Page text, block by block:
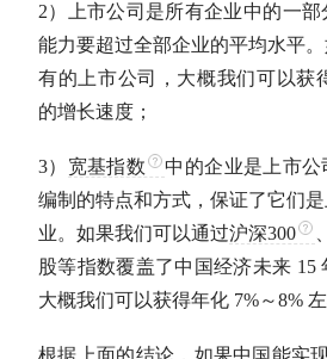
2）上市公司是所有企业中的一部
能力要超过全部企业的平均水平
有的上市公司，大概我们可以获
的增长速度；
3） 宽基指数
中的企业是上市
编制的特点和方式，保证了它们
业。如果我们可以通过沪深300
股等指数覆盖了中国经济未来 15
大概我们可以获得年化 7%～8%
根据上面的结论，如果中国能实